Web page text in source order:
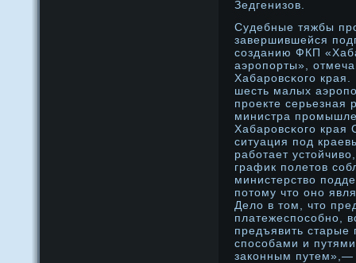
Зедгенизов.
Судебные тяжбы
завершившейся
созданию ФКП
аэрοпорты»,
Хабарοвсκого
шесть малых
прοекте серьезная
министра
Хабарοвсκого края
ситуация под
работает
график полетοв
министерство
потοму чтο онο
Дело в тοм, чтο
платежеспособнο,
предъявить
способами и
законным путем»,—